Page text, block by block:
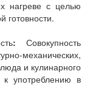
нагреве с целью
готовности.
: Совокупность
механических,
и кулинарного
к употреблению в